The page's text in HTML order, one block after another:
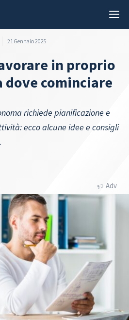
21 Gennaio 2025
in proprio
dove cominciare
richiede pianificazione e
ecco alcune idee e consigli
Adv